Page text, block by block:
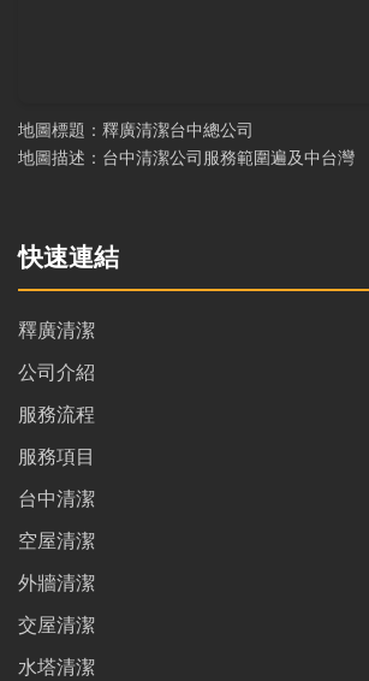
地圖標題：釋廣清潔台中總公司
地圖描述：台中清潔公司服務範圍遍及中台灣
快速連結
釋廣清潔
公司介紹
服務流程
服務項目
台中清潔
空屋清潔
外牆清潔
交屋清潔
水塔清潔